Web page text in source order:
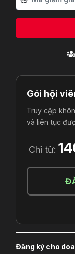
Gói hội
Truy cập
và liên tục
Chỉ từ:
Đăng ký cho